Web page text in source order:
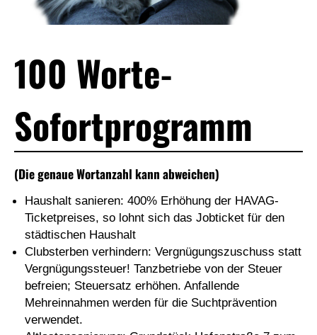
100 Worte-
Sofortprogramm
(Die genaue Wortanzahl kann abweichen)
Haushalt sanieren: 400% Erhöhung der HAVAG-
Ticketpreises, so lohnt sich das Jobticket für den
städtischen Haushalt
Clubsterben verhindern: Vergnügungszuschuss statt
Vergnügungssteuer! Tanzbetriebe von der Steuer
befreien; Steuersatz erhöhen. Anfallende
Mehreinnahmen werden für die Suchtprävention
verwendet.